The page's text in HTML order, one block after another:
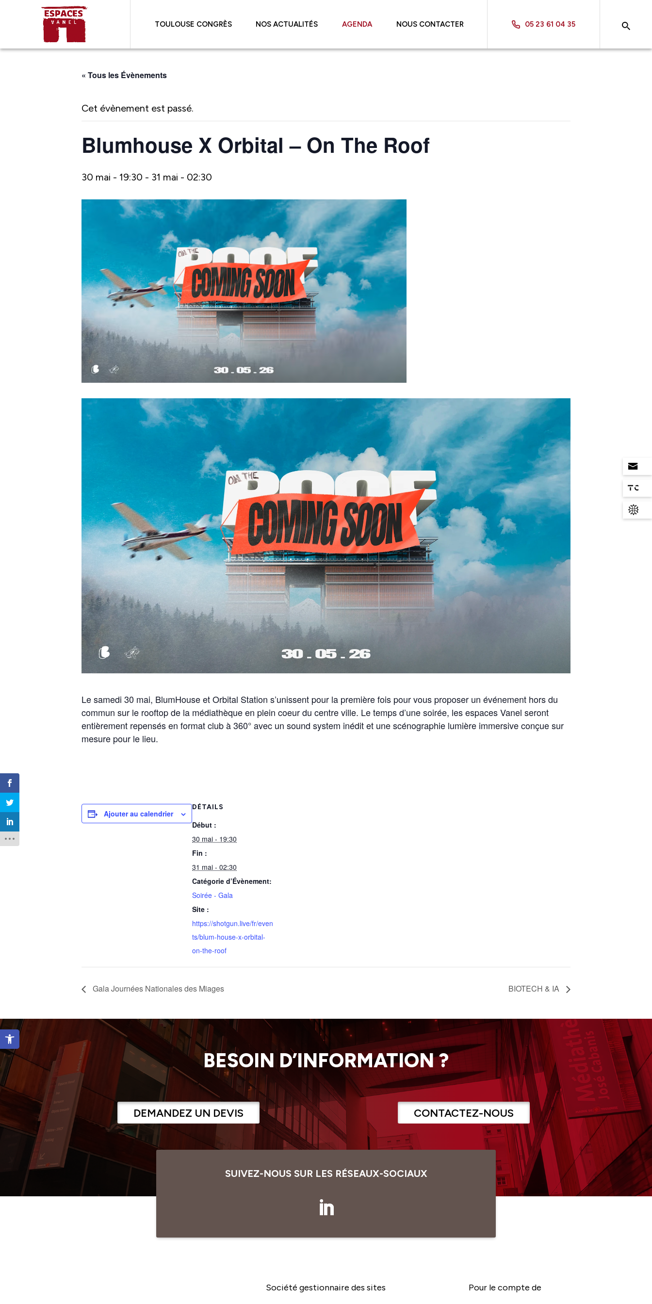
Ouvrir la barre d’outils
TOULOUSE CONGRÈS NOS ACTUALITÉS AGENDA NOUS CONTACTER 05 23 61 04 35
« Tous les Évènements
Cet évènement est passé.
Blumhouse X Orbital – On The Roof
30 mai - 19:30 - 31 mai - 02:30
Le samedi 30 mai, BlumHouse et Orbital Station s’unissent pour la première fois pour vous proposer un événement hors du
commun sur le rooftop de la médiathèque en plein coeur du centre ville. Le temps d’une soirée, les espaces Vanel seront
entièrement repensés en format club à 360° avec un sound system inédit et une scénographie lumière immersive conçue sur
mesure pour le lieu.
Ajouter au calendrier
DÉTAILS
Début :
30 mai - 19:30
Fin :
31 mai - 02:30
Catégorie d’Évènement:
Soirée - Gala
Site :
https://shotgun.live/fr/even
ts/blum-house-x-orbital-
on-the-roof
Gala Journées Nationales des Miages BIOTECH & IA
BESOIN D’INFORMATION ?
DEMANDEZ UN DEVIS CONTACTEZ-NOUS
SUIVEZ-NOUS SUR LES RÉSEAUX-SOCIAUX
Société gestionnaire des sites Pour le compte de